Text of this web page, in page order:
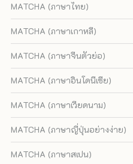
MATCHA (ภาษาไทย)
MATCHA (ภาษาเกาหลี)
MATCHA (ภาษาจีนตัวย่อ)
MATCHA (ภาษาอินโดนีเซีย)
MATCHA (ภาษาเวียดนาม)
MATCHA (ภาษาญี่ปุ่นอย่างง่าย)
MATCHA (ภาษาสเปน)